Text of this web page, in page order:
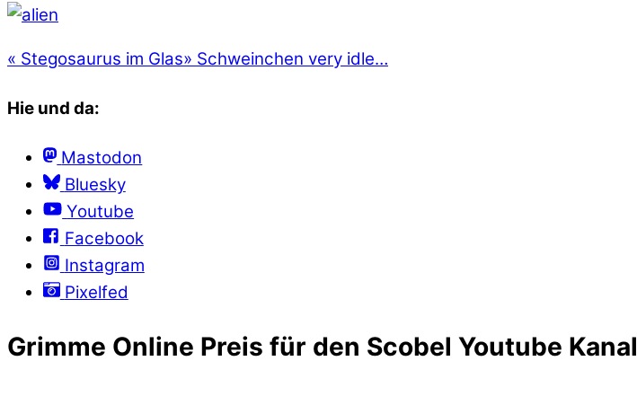
« Stegosaurus im Glas» Schweinchen very idle…
Hie und da:
Mastodon
Bluesky
Youtube
Facebook
Instagram
Pixelfed
Grimme Online Preis für den Scobel Youtube Kanal